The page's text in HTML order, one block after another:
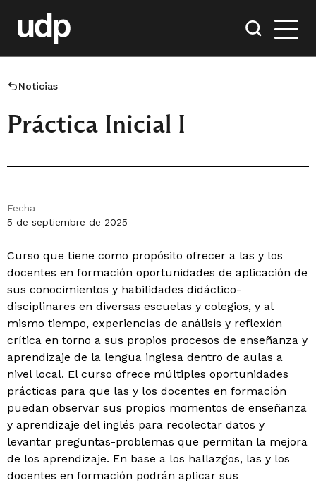
Noticias
Práctica Inicial I
Fecha
5 de septiembre de 2025
Curso que tiene como propósito ofrecer a las y los
docentes en formación oportunidades de aplicación de
sus conocimientos y habilidades didáctico-
disciplinares en diversas escuelas y colegios, y al
mismo tiempo, experiencias de análisis y reflexión
crítica en torno a sus propios procesos de enseñanza y
aprendizaje de la lengua inglesa dentro de aulas a
nivel local. El curso ofrece múltiples oportunidades
prácticas para que las y los docentes en formación
puedan observar sus propios momentos de enseñanza
y aprendizaje del inglés para recolectar datos y
levantar preguntas-problemas que permitan la mejora
de los aprendizaje. En base a los hallazgos, las y los
docentes en formación podrán aplicar sus